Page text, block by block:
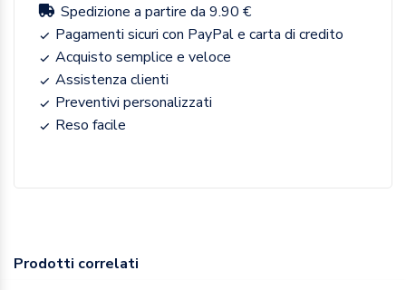
Spedizione a partire da 9.90 €
Pagamenti sicuri con PayPal e carta di credito
Acquisto semplice e veloce
Assistenza clienti
Preventivi personalizzati
Reso facile
Prodotti correlati